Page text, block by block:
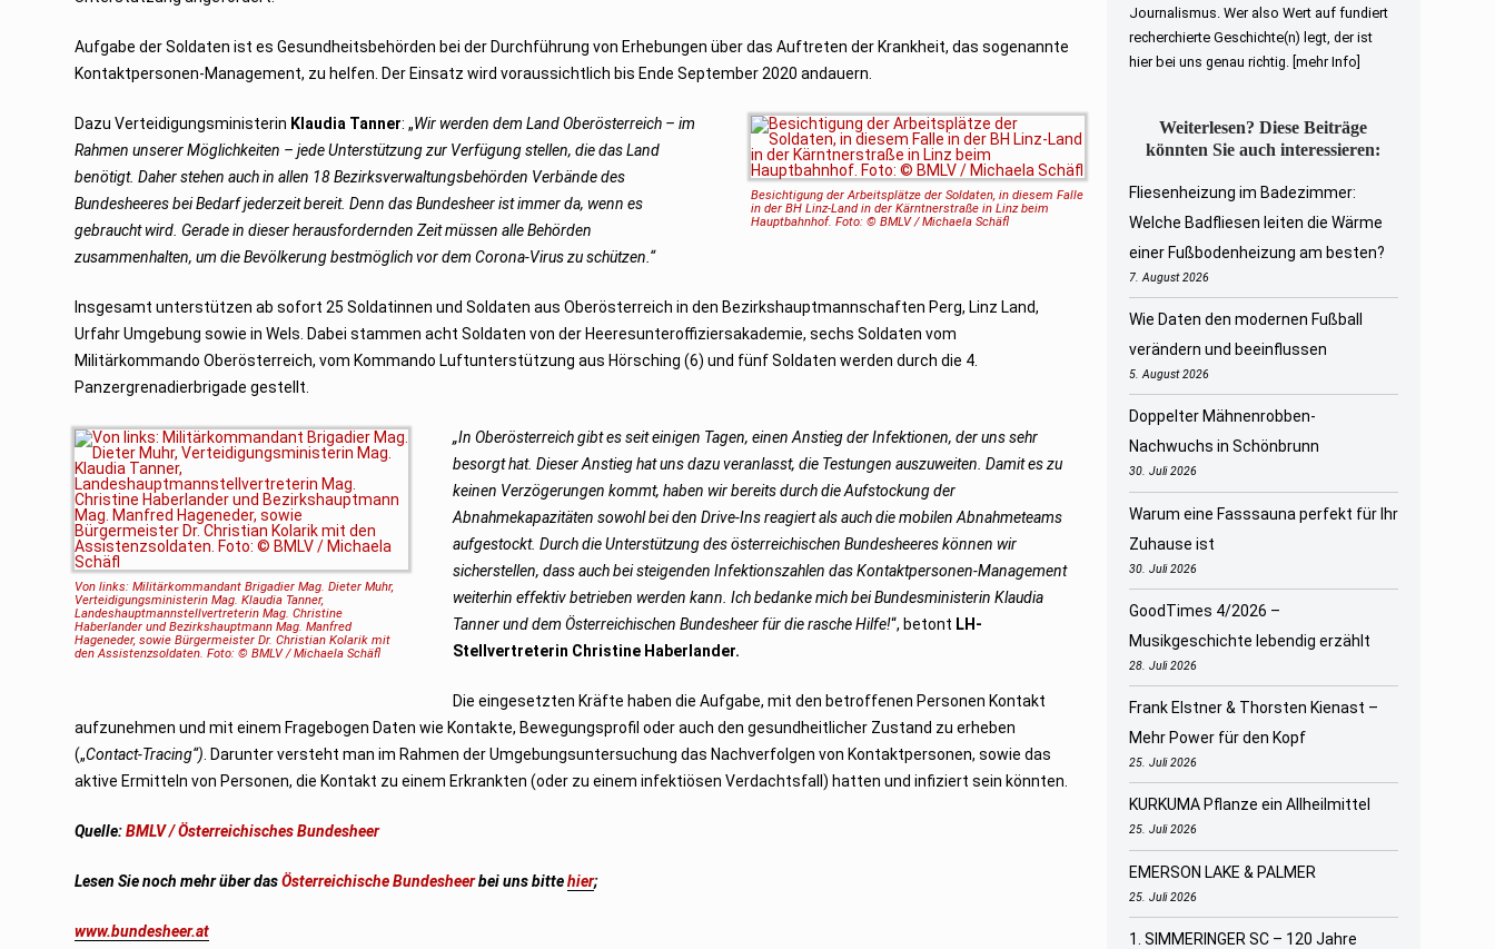
Aufgabe der Soldaten ist es Gesundheitsbehörden bei der Durchführung von Erhebungen über das Auftreten der Krankheit, das sogenannte
Kontaktpersonen-Management, zu helfen. Der Einsatz wird voraussichtlich bis Ende September 2020 andauern.
Besichtigung der Arbeitsplätze der Soldaten, in diesem Falle
in der BH Linz-Land in der Kärntnerstraße in Linz beim
Hauptbahnhof. Foto: © BMLV / Michaela Schäfl
Dazu Verteidigungsministerin Klaudia Tanner: „Wir werden dem Land Oberösterreich – im
Rahmen unserer Möglichkeiten – jede Unterstützung zur Verfügung stellen, die das Land
benötigt. Daher stehen auch in allen 18 Bezirksverwaltungsbehörden Verbände des
Bundesheeres bei Bedarf jederzeit bereit. Denn das Bundesheer ist immer da, wenn es
gebraucht wird. Gerade in dieser herausfordernden Zeit müssen alle Behörden
zusammenhalten, um die Bevölkerung bestmöglich vor dem Corona-Virus zu schützen.“
Insgesamt unterstützen ab sofort 25 Soldatinnen und Soldaten aus Oberösterreich in den Bezirkshauptmannschaften Perg, Linz Land,
Urfahr Umgebung sowie in Wels. Dabei stammen acht Soldaten von der Heeresunteroffiziersakademie, sechs Soldaten vom
Militärkommando Oberösterreich, vom Kommando Luftunterstützung aus Hörsching (6) und fünf Soldaten werden durch die 4.
Panzergrenadierbrigade gestellt.
Von links: Militärkommandant Brigadier Mag. Dieter Muhr,
Verteidigungsministerin Mag. Klaudia Tanner,
Landeshauptmannstellvertreterin Mag. Christine
Haberlander und Bezirkshauptmann Mag. Manfred
Hageneder, sowie Bürgermeister Dr. Christian Kolarik mit
den Assistenzsoldaten. Foto: © BMLV / Michaela Schäfl
„In Oberösterreich gibt es seit einigen Tagen, einen Anstieg der Infektionen, der uns sehr
besorgt hat. Dieser Anstieg hat uns dazu veranlasst, die Testungen auszuweiten. Damit es zu
keinen Verzögerungen kommt, haben wir bereits durch die Aufstockung der
Abnahmekapazitäten sowohl bei den Drive-Ins reagiert als auch die mobilen Abnahmeteams
aufgestockt. Durch die Unterstützung des österreichischen Bundesheeres können wir
sicherstellen, dass auch bei steigenden Infektionszahlen das Kontaktpersonen-Management
weiterhin effektiv betrieben werden kann. Ich bedanke mich bei Bundesministerin Klaudia
Tanner und dem Österreichischen Bundesheer für die rasche Hilfe!“, betont LH-
Stellvertreterin Christine Haberlander.
Die eingesetzten Kräfte haben die Aufgabe, mit den betroffenen Personen Kontakt
aufzunehmen und mit einem Fragebogen Daten wie Kontakte, Bewegungsprofil oder auch den gesundheitlicher Zustand zu erheben
(„Contact-Tracing“) . Darunter versteht man im Rahmen der Umgebungsuntersuchung das Nachverfolgen von Kontaktpersonen, sowie das
aktive Ermitteln von Personen, die Kontakt zu einem Erkrankten (oder zu einem infektiösen Verdachtsfall) hatten und infiziert sein könnten.
Quelle:BMLV / Österreichisches Bundesheer
Lesen Sie noch mehr über dasÖsterreichische Bundesheerbei uns bittehier;
www.bundesheer.at
Journalismus. Wer also Wert auf fundiert
recherchierte Geschichte(n) legt, der ist
hier bei uns genau richtig. [mehr Info]
Weiterlesen? Diese Beiträge
könnten Sie auch interessieren:
Fliesenheizung im Badezimmer:
Welche Badfliesen leiten die Wärme
einer Fußbodenheizung am besten?
7. August 2026
Wie Daten den modernen Fußball
verändern und beeinflussen
5. August 2026
Doppelter Mähnenrobben-
Nachwuchs in Schönbrunn
30. Juli 2026
Warum eine Fasssauna perfekt für Ihr
Zuhause ist
30. Juli 2026
GoodTimes 4/2026 –
Musikgeschichte lebendig erzählt
28. Juli 2026
Frank Elstner & Thorsten Kienast –
Mehr Power für den Kopf
25. Juli 2026
KURKUMA Pflanze ein Allheilmittel
25. Juli 2026
EMERSON LAKE & PALMER
25. Juli 2026
1. SIMMERINGER SC – 120 Jahre